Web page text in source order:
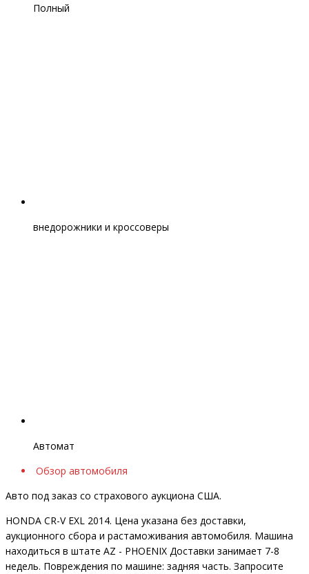
Полный
внедорожники и кроссоверы
Автомат
Обзор автомобиля
Авто под заказ со страхового аукциона США.
HONDA CR-V EXL 2014. Цена указана без доставки,
аукционного сбора и растаможивания автомобиля. Машина
находиться в штате AZ - PHOENIX Доставки занимает 7-8
недель. Повреждения по машине: задняя часть. Запросите